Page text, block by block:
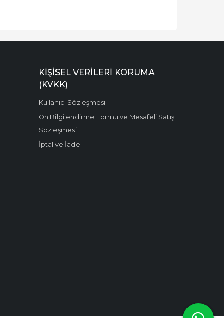
KIŞISEL VERILERI KORUMA
(KVKK)
Kullanıcı Sözleşmesi
Ön Bilgilendirme Formu ve Mesafeli Satış
Sözleşmesi
İptal ve İade